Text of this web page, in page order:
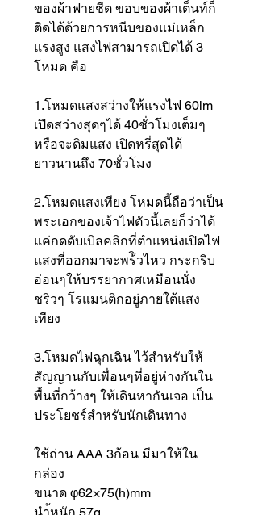
ของผ้าฟายชีต ขอบของผ้าเต็นท์ก็
ติดได้ด้วยการหนีบของแม่เหล็ก
แรงสูง แสงไฟสามารถเปิดได้ 3
โหมด คือ
1.โหมดแสงสว่างให้แรงไฟ 60lm
เปิดสว่างสุดๆได้ 40ชั่วโมงเต็มๆ
หรือจะดิมแสง เปิดหรี่สุดได้
ยาวนานถึง 70ชั่วโมง
2.โหมดแสงเทียง โหมดนี้ถือว่าเป็น
พระเอกของเจ้าไฟตัวนี้เลยก็ว่าได้
แค่กดดับเบิลคลิกที่ตำแหน่งเปิดไฟ
แสงที่ออกมาจะพร้ิวไหว กระกริบ
อ่อนๆให้บรรยากาศเหมือนนั่ง
ชริวๆ โรแมนติกอยู่ภายใต้แสง
เทียง
3.โหมดไฟฉุกเฉิน ไว้สำหรับให้
สัญญานกับเพื่อนๆที่อยู่ห่างกันใน
พื้นที่กว้างๆ ให้เดินหากันเจอ เป็น
ประโยชร์สำหรับนักเดินทาง
ใช้ถ่าน AAA 3ก้อน มีมาให้ใน
กล่อง
ขนาด φ62×75(h)mm